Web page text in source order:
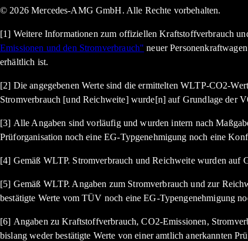
© 2026 Mercedes-AMG GmbH. Alle Rechte vorbehalten.
[1] Weitere Informationen zum offiziellen Kraftstoffverbrauch
Emissionen und den Stromverbrauch" neuer
erhältlich ist.
[2] Die angegebenen Werte sind die ermittelten WLTP-CO2-
Stromverbrauch [und Reichweite] wurde[n] auf Grundlage der
[3] Alle Angaben sind vorläufig und wurden intern nach
Prüforganisation noch eine EG-Typgenehmigung noch eine
[4] Gemäß WLTP. Stromverbrauch und Reichweite wurden auf
[5] Gemäß WLTP. Angaben zum Stromverbrauch und zur
bestätigte Werte vom TÜV noch eine EG-Typengenehmigung
[6] Angaben zu Kraftstoffverbrauch, CO2-Emissionen,
bislang weder bestätigte Werte von einer amtlich anerkannten